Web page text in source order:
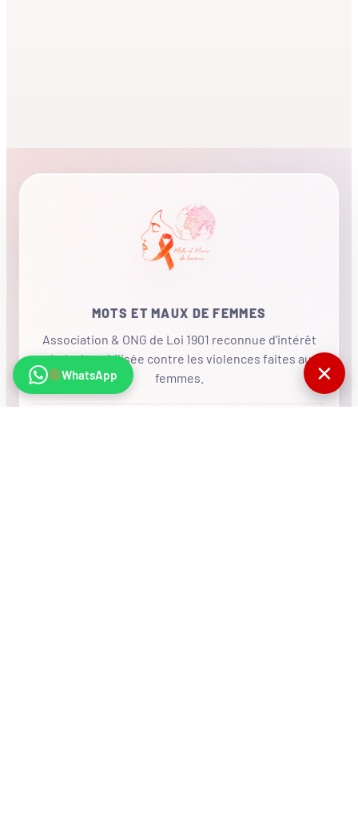
MOTS ET MAUX DE FEMMES
Association & ONG de Loi 1901 reconnue d'intérêt
général, mobilisée contre les violences faites aux
femmes.
WhatsApp ✕